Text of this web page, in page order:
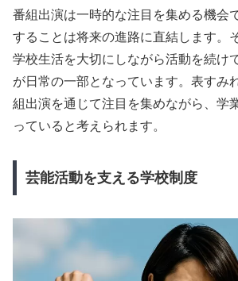
番組出演は一時的な注目を集める機会
することは将来の進路に直結します。
学校生活を大切にしながら活動を続け
が日常の一部となっています。表すみ
組出演を通じて注目を集めながら、学
っていると考えられます。
芸能活動を支える学校制度